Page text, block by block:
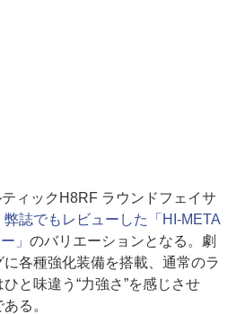
ィックH8RF ラウンドフェイサ
弊誌でもレビューした「HI-META
」 のバリエーションとなる。劇
各種強化装備を搭載、通常のラ
と味違う“力強さ”を感じさせ
る。